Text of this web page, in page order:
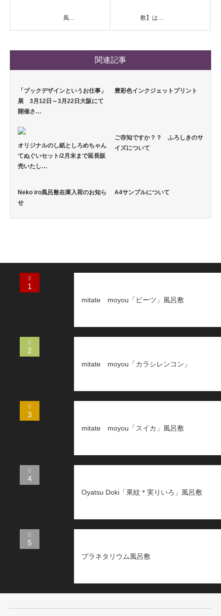
風… 敷】は…
関連記事
「ブックデザインというお仕事」
展 3月12日～3月22日大阪にて
開催さ…
豊彩色インクジェットプリント
オリジナルのし紙としろめちゃん
てぬぐいセット/2月末まで延長販
売いたし…
ご存知ですか？？ ふろしきのサ
イズについて
Neko iro風呂敷在庫入荷のお知ら
せ
A4サンプルについて
1
mitate moyou「ビーツ」風呂敷
2
mitate moyou「カラシレンコン」
3
mitate moyou「スイカ」風呂敷
4
Oyatsu Doki「果紋＊実りいろ」風呂敷
5
プラネタリウム風呂敷